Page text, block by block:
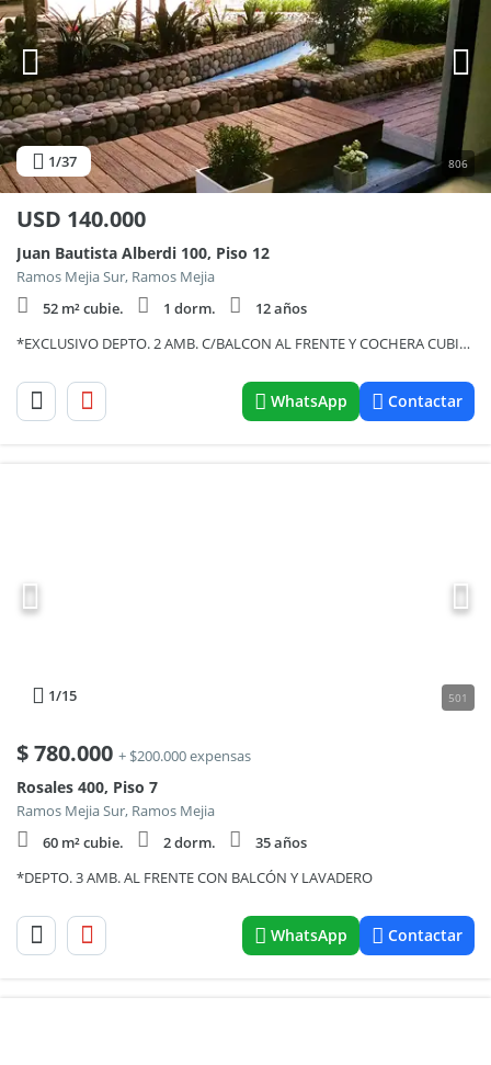
1/37 806
USD 140.000
Juan Bautista Alberdi 100, Piso 12
Ramos Mejia Sur, Ramos Mejia
52 m² cubie.
1 dorm.
12 años
*EXCLUSIVO DEPTO. 2 AMB. C/BALCON AL FRENTE Y COCHERA CUBIERTA *EDIFICIO C/ SEGURIDAD
WhatsApp Contactar
1/15 501
$780.000 + $200.000 expensas
Rosales 400, Piso 7
Ramos Mejia Sur, Ramos Mejia
60 m² cubie.
2 dorm.
35 años
*DEPTO. 3 AMB. AL FRENTE CON BALCÓN Y LAVADERO
WhatsApp Contactar